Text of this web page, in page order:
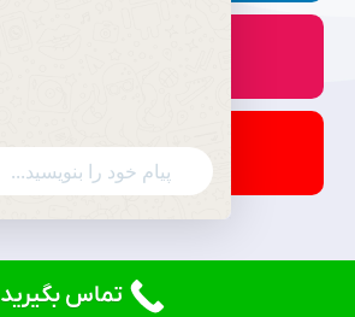
© کلیه حقوق برای دادنام محفوظ است.
تماس بگیرید
WhatsApp
Message